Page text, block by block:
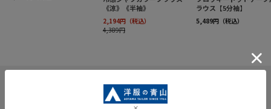
INFORMATION